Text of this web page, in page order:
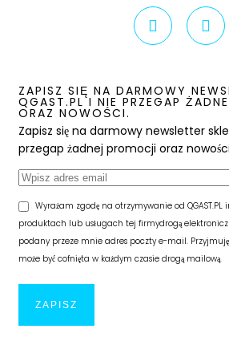
ZAPISZ SIĘ NA DARMOWY
QGAST.PL I NIE PRZEGAP
ORAZ NOWOŚCI.
Zapisz się na darmowy newsletter
przegap żadnej promocji oraz
Wyrażam zgodę na otrzymywanie od
produktach lub usługach tej firmydrogą
podany przeze mnie adres poczty e-mail.
może być cofnięta w każdym czasie drogą mailową.